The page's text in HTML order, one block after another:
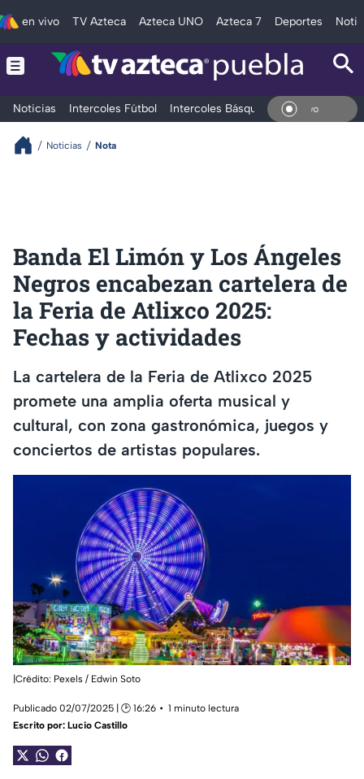
en vivo TV Azteca Azteca UNO Azteca 7 Deportes
Noticias Intercoles Fútbol Intercoles Básquetbol Deportes En
Noticias Nota
Banda El Limón y Los Ángeles
Negros encabezan cartelera de
la Feria de Atlixco 2025:
Fechas y actividades
La cartelera de la Feria de Atlixco 2025
promete una amplia oferta musical y
cultural, con zona gastronómica, juegos y
conciertos de artistas populares.
|Crédito: Pexels / Edwin Soto
Publicado 02/07/2025 | 🕑 16:26
1 minuto lectura
Escrito por: Lucio Castillo